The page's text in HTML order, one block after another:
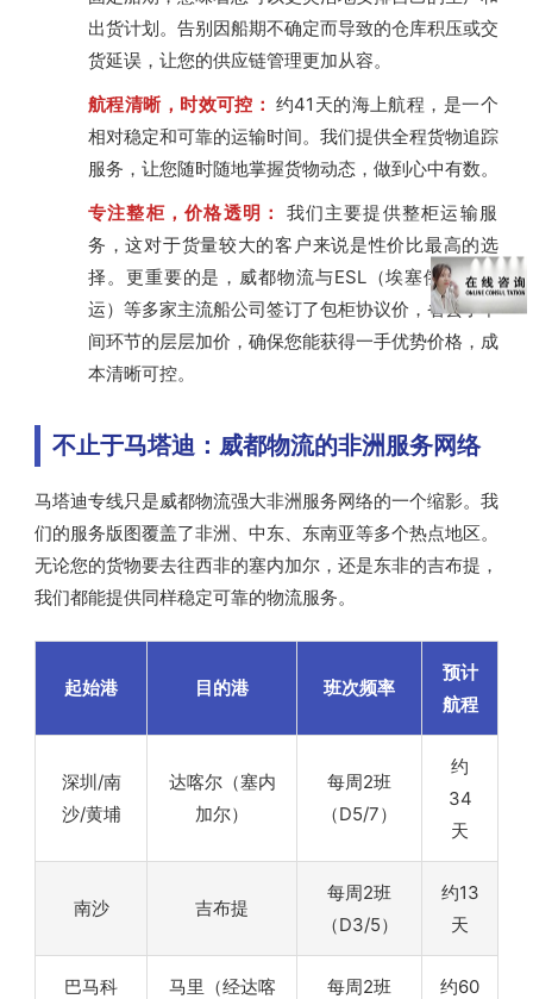
出货计划。告别因船期不确定而导致的仓库积压或交
货延误，让您的供应链管理更加从容。
航程清晰，时效可控： 约41天的海上航程，是一个
相对稳定和可靠的运输时间。我们提供全程货物追踪
服务，让您随时随地掌握货物动态，做到心中有数。
专注整柜，价格透明： 我们主要提供整柜运输服
务，这对于货量较大的客户来说是性价比最高的选
择。更重要的是，威都物流与ESL（埃塞俄比亚航
运）等多家主流船公司签订了包柜协议价，省去了中
间环节的层层加价，确保您能获得一手优势价格，成
本清晰可控。
不止于马塔迪：威都物流的非洲服务网络
马塔迪专线只是威都物流强大非洲服务网络的一个缩影。我
们的服务版图覆盖了非洲、中东、东南亚等多个热点地区。
无论您的货物要去往西非的塞内加尔，还是东非的吉布提，
我们都能提供同样稳定可靠的物流服务。
起始港 目的港 班次频率
预计
航程
深圳/南
沙/黄埔
达喀尔（塞内
加尔）
每周2班
（D5/7）
约
34
天
南沙 吉布提
每周2班
（D3/5）
约13
天
巴马科
马里（经达喀
每周2班
约60